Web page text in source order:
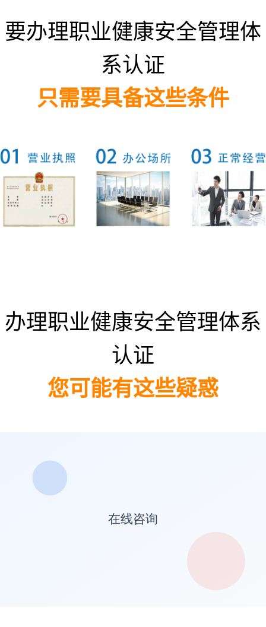
要办理职业健康安全管理体
系认证
只需要具备这些条件
办理职业健康安全管理体系
认证
您可能有这些疑惑